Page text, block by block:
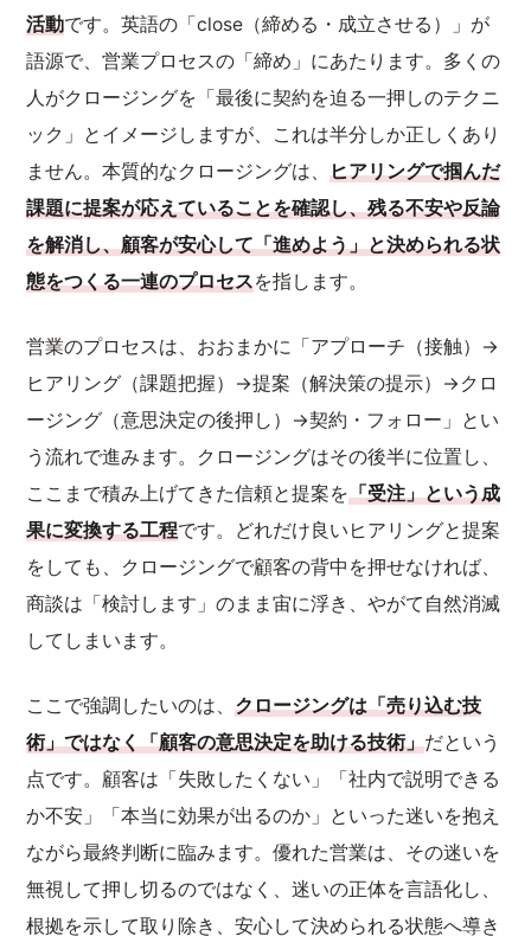
活動です。英語の「close（締める・成立させる）」が
語源で、営業プロセスの「締め」にあたります。多くの
人がクロージングを「最後に契約を迫る一押しのテクニ
ック」とイメージしますが、これは半分しか正しくあり
ません。本質的なクロージングは、ヒアリングで掴んだ
課題に提案が応えていることを確認し、残る不安や反論
を解消し、顧客が安心して「進めよう」と決められる状
態をつくる一連のプロセスを指します。
営業のプロセスは、おおまかに「アプローチ（接触）→
ヒアリング（課題把握）→提案（解決策の提示）→クロ
ージング（意思決定の後押し）→契約・フォロー」とい
う流れで進みます。クロージングはその後半に位置し、
ここまで積み上げてきた信頼と提案を「受注」という成
果に変換する工程です。どれだけ良いヒアリングと提案
をしても、クロージングで顧客の背中を押せなければ、
商談は「検討します」のまま宙に浮き、やがて自然消滅
してしまいます。
ここで強調したいのは、クロージングは「売り込む技
術」ではなく「顧客の意思決定を助ける技術」だという
点です。顧客は「失敗したくない」「社内で説明できる
か不安」「本当に効果が出るのか」といった迷いを抱え
ながら最終判断に臨みます。優れた営業は、その迷いを
無視して押し切るのではなく、迷いの正体を言語化し、
根拠を示して取り除き、安心して決められる状態へ導き